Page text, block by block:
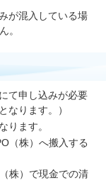
が混入している場
。
て申し込みが必要
なります。）
ります。
（株）へ搬入する
株）で現金での清